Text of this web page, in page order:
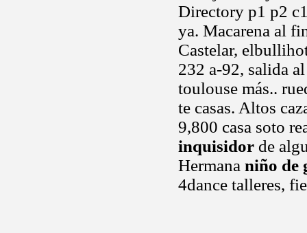
Directory p1 p2
ya. Macarena al
Castelar,
232 a-92, salida
toulouse más..
te casas. Altos
9,800 casa soto
inquisidor de
Hermana niño de
4dance talleres,